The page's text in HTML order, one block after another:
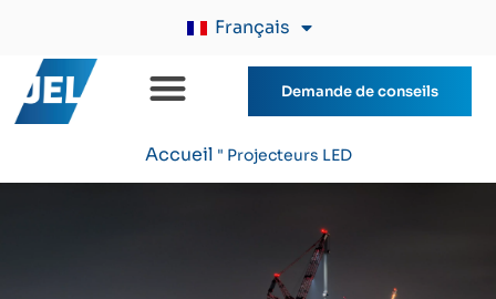
Français
Demande de conseils
Accueil " Projecteurs LED